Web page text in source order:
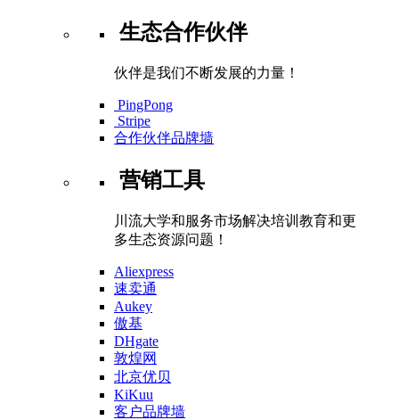
生态合作伙伴
伙伴是我们不断发展的力量！
PingPong
Stripe
合作伙伴品牌墙
营销工具
川流大学和服务市场解决培训教育和更
多生态资源问题！
Aliexpress
速卖通
Aukey
傲基
DHgate
敦煌网
北京优贝
KiKuu
客户品牌墙